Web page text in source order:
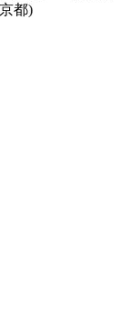
都)